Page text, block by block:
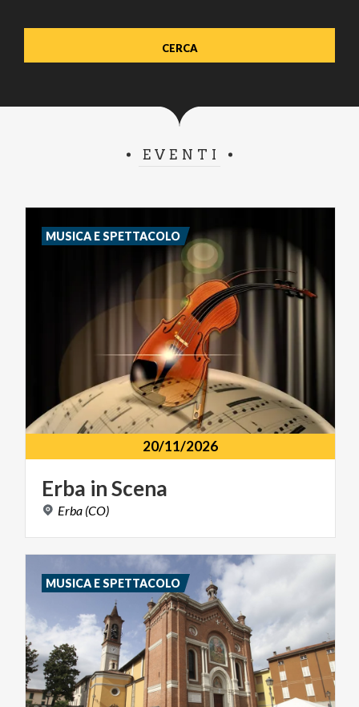
EVENTI
20/11/2026
Erba inScena
Erba (CO)
MUSICA E SPETTACOLO
MUSICA E SPETTACOLO